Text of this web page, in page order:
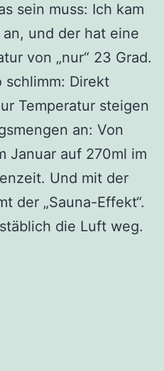
sein muss: Ich kam
und der hat eine
von „nur“ 23 Grad.
schlimm: Direkt
Temperatur steigen
an: Von
Januar auf 270ml im
Und mit der
der „Sauna-Effekt“.
die Luft weg.